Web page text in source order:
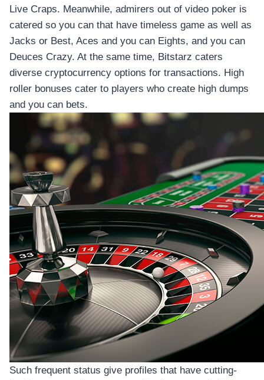
Live Craps. Meanwhile, admirers out of video poker is
catered so you can that have timeless game as well as
Jacks or Best, Aces and you can Eights, and you can
Deuces Crazy. At the same time, Bitstarz caters
diverse cryptocurrency options for transactions. High
roller bonuses cater to players who create high dumps
and you can bets.
Such frequent status give profiles that have cutting-